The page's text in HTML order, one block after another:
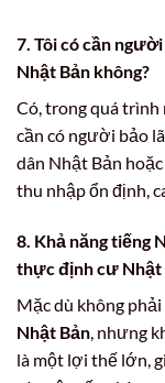
7. Tôi có cần
Nhật Bản không?
Có, trong quá trình
cần có người bảo
dân Nhật Bản hoặc
thu nhập ổn định,
8. Khả năng tiếng
thực định cư Nhật
Mặc dù không
Nhật Bản, nhưng
là một lợi thế lớn,